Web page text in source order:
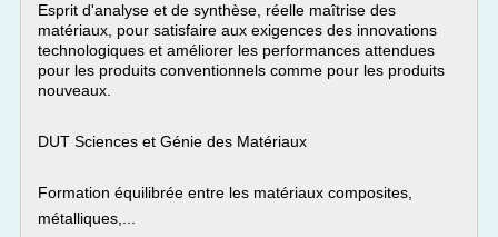
Esprit d'analyse et de synthèse, réelle maîtrise des
matériaux, pour satisfaire aux exigences des innovations
technologiques et améliorer les performances attendues
pour les produits conventionnels comme pour les produits
nouveaux.
DUT Sciences et Génie des Matériaux
Formation équilibrée entre les matériaux composites,
métalliques,...